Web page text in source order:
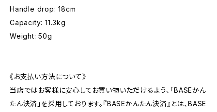
Handle drop: 18cm
Capacity: 11.3kg
Weight: 50g
《お支払い方法について》
当店ではお客様に安心してお買い物いただけるよう、「BASEかん
たん決済」を採用しております。『BASEかんたん決済』とは、BASE